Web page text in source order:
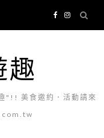
趣
"!! 美食邀約．活動請來